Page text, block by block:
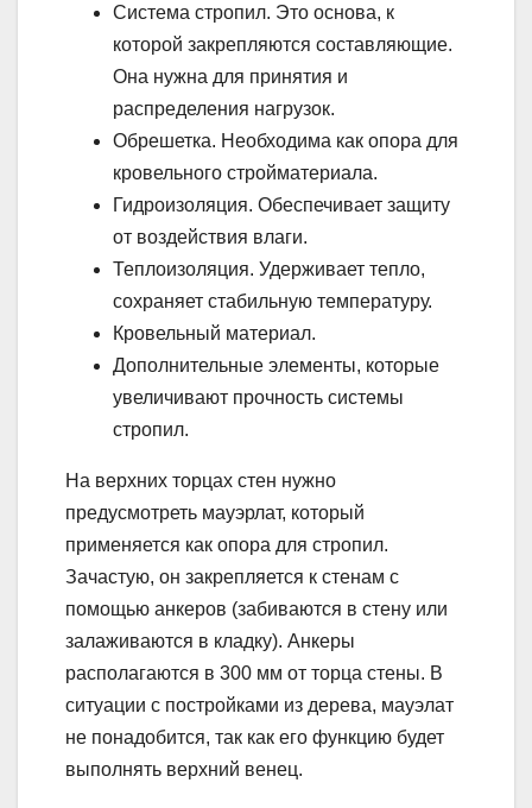
Система стропил. Это основа, к
которой закрепляются составляющие.
Она нужна для принятия и
распределения нагрузок.
Обрешетка. Необходима как опора для
кровельного стройматериала.
Гидроизоляция. Обеспечивает защиту
от воздействия влаги.
Теплоизоляция. Удерживает тепло,
сохраняет стабильную температуру.
Кровельный материал.
Дополнительные элементы, которые
увеличивают прочность системы
стропил.
На верхних торцах стен нужно
предусмотреть мауэрлат, который
применяется как опора для стропил.
Зачастую, он закрепляется к стенам с
помощью анкеров (забиваются в стену или
залаживаются в кладку). Анкеры
располагаются в 300 мм от торца стены. В
ситуации с постройками из дерева, мауэлат
не понадобится, так как его функцию будет
выполнять верхний венец.